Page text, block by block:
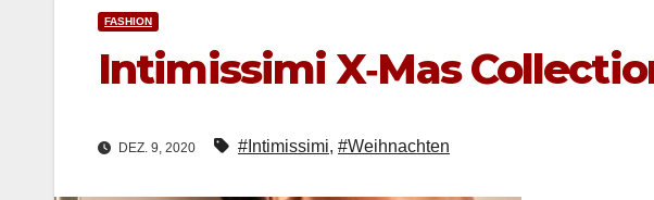
FASHION
Intimissimi X‑Mas
DEZ. 9, 2020 #Intimissimi, #Weihnachten